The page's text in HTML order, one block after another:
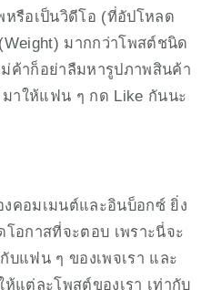
รือเป็นวิดีโอ (ที่อัปโหลด
มากกว่าโพสต์ชนิด
ค้าก็อย่าลืมหารูปภาพสินค้า
มาให้แฟน ๆ กด Like กันนะ
คอมเมนต์และอินบ็อกซ์ ยิ่ง
อกาสที่จะตอบ เพราะนี่จะ
บแฟน ๆ ของเพจเรา และ
แต่ละโพสต์ของเรา เท่ากับ